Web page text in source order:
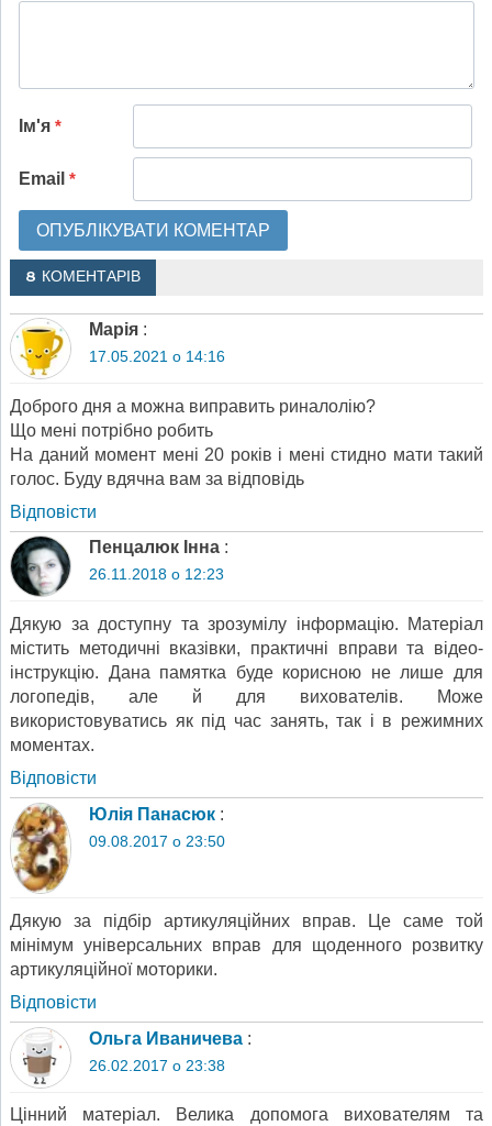
Ім'я *
Email *
8 КОМЕНТАРІВ
Марія :
17.05.2021 о 14:16
Доброго дня а можна виправить риналолію?
Що мені потрібно робить
На даний момент мені 20 років і мені стидно мати такий
голос. Буду вдячна вам за відповідь
Відповіcти
Пенцалюк Інна :
26.11.2018 о 12:23
Дякую за доступну та зрозумілу інформацію. Матеріал
містить методичні вказівки, практичні вправи та відео-
інструкцію. Дана памятка буде корисною не лише для
логопедів, але й для вихователів. Може
використовуватись як під час занять, так і в режимних
моментах.
Відповіcти
Юлія Панасюк :
09.08.2017 о 23:50
Дякую за підбір артикуляційних вправ. Це саме той
мінімум універсальних вправ для щоденного розвитку
артикуляційної моторики.
Відповіcти
Ольга Иваничева :
26.02.2017 о 23:38
Цінний матеріал. Велика допомога вихователям та